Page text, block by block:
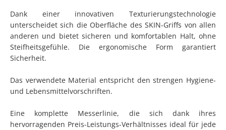
Dank einer innovativen Texturierungstechnologie
unterscheidet sich die Oberfläche des SKIN-Griffs von allen
anderen und bietet sicheren und komfortablen Halt, ohne
Steifheitsgefühle. Die ergonomische Form garantiert
Sicherheit.
Das verwendete Material entspricht den strengen Hygiene-
und Lebensmittelvorschriften.
Eine komplette Messerlinie, die sich dank ihres
hervorragenden Preis-Leistungs-Verhältnisses ideal für jede